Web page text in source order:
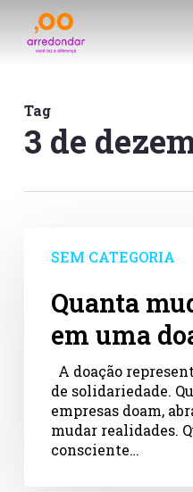
main
Tag
3 de
mudança
uma
doação?
SEM CATEGORIA
Quanta
em uma
A doação
de solidariedade.
empresas doam,
mudar realidades.
consciente…